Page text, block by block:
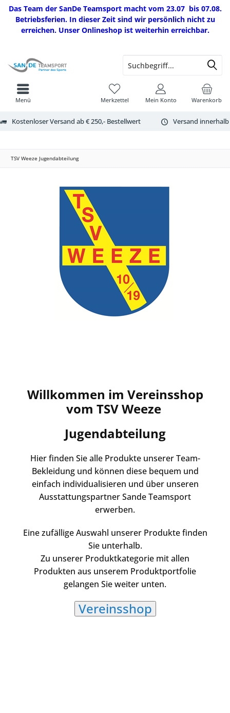
Das Team der SanDe Teamsport macht vom 23.07 bis 07.08.
Betriebsferien. In dieser Zeit sind wir persönlich nicht zu
erreichen. Unser Onlineshop ist weiterhin erreichbar.
Kostenloser Versand ab € 250,- Bestellwert Versand
Warenkorb
Merkzettel Mein Konto
Menü
TSV Weeze Jugendabteilung
Willkommen im Vereinsshop
vom TSV Weeze
Jugendabteilung
Hier finden Sie alle Produkte unserer Team-
Bekleidung und können diese bequem und
einfach individualisieren und über unseren
Ausstattungspartner Sande Teamsport
erwerben.
Eine zufällige Auswahl unserer Produkte finden
Sie unterhalb.
Zu unserer Produktkategorie mit allen
Produkten aus unserem Produktportfolie
gelangen Sie weiter unten.
Vereinsshop